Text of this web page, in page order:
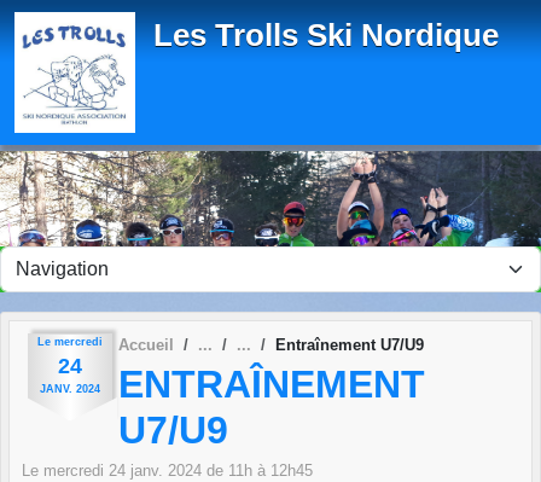
Les Trolls Ski Nordique
Le mercredi
24
JANV. 2024
Accueil Entraînement U7/U9
ENTRAÎNEMENT
U7/U9
Le mercredi 24 janv. 2024 de 11h à 12h45
Panneau de gestion des cookies